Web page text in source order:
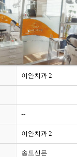
이안치과 2
--
이안치과 2
송도신문